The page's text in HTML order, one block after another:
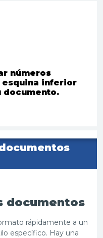
números
esquina inferior
documento.
documentos
rápidamente a un
específico. Hay una